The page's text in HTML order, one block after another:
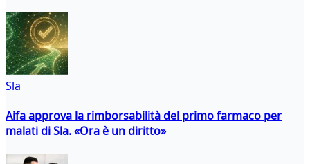
Sla
Aifa approva la rimborsabilità del primo farmaco per
malati di Sla. «Ora è un diritto»